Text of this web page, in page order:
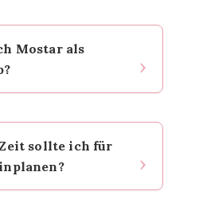
Mostar als
Sarajevo. Die Altstadt
aber sehr fotogen –
reichen meist.
sollte ich für